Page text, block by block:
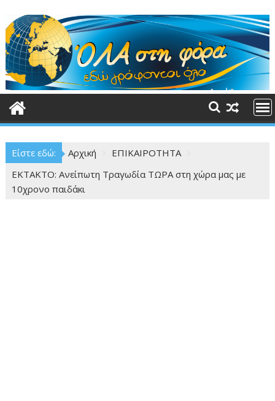
στο
περιεχόμενο
Είστε εδώ: Αρχική
ΕΠΙΚΑΙΡΟΤΗΤΑ
ΕΚΤΑΚΤΟ: Ανείπωτη Τραγωδία ΤΩΡΑ στη χώρα μας με
10χρονο παιδάκι